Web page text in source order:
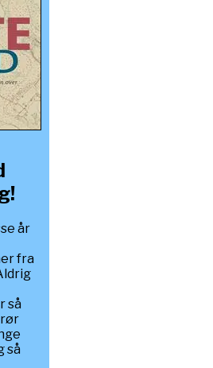
år
fra
så
så